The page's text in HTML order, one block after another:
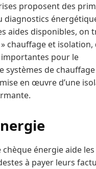
proposent des
diagnostics
aides disponibles, on
chauffage et
pour le
systèmes de chauffage
en œuvre d’une
chèque énergie aide
à payer leurs